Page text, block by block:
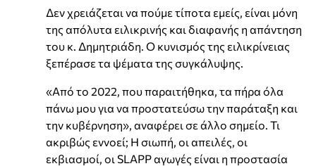
Δεν χρειάζεται να πούμε τίποτα εμείς, είναι μόνη
της απόλυτα ειλικρινής και διαφανής η απάντηση
του κ. Δημητριάδη. Ο κυνισμός της ειλικρίνειας
ξεπέρασε τα ψέματα της συγκάλυψης.
«Από το 2022, που παραιτήθηκα, τα πήρα όλα
πάνω μου για να προστατεύσω την παράταξη και
την κυβέρνηση», αναφέρει σε άλλο σημείο. Τι
ακριβώς εννοεί; Η σιωπή, οι απειλές, οι
εκβιασμοί, οι SLAPP αγωγές είναι η προστασία